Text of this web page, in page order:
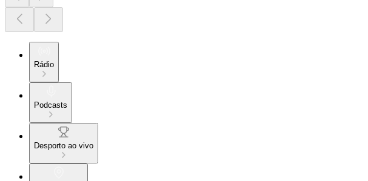
Rádio
Podcasts
Desporto ao vivo